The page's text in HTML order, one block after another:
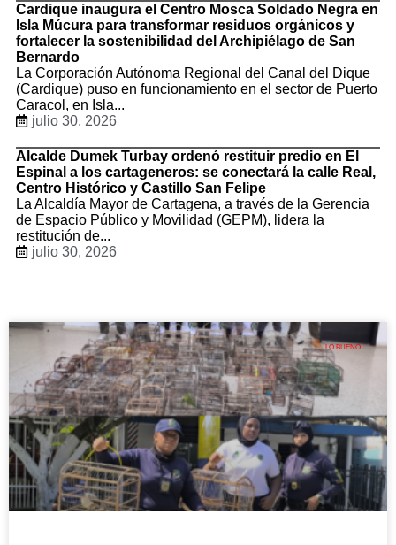
Cardique inaugura el Centro Mosca Soldado Negra en
Isla Múcura para transformar residuos orgánicos y
fortalecer la sostenibilidad del Archipiélago de San
Bernardo
La Corporación Autónoma Regional del Canal del Dique
(Cardique) puso en funcionamiento en el sector de Puerto
Caracol, en Isla...
julio 30, 2026
Alcalde Dumek Turbay ordenó restituir predio en El
Espinal a los cartageneros: se conectará la calle Real,
Centro Histórico y Castillo San Felipe
La Alcaldía Mayor de Cartagena, a través de la Gerencia
de Espacio Público y Movilidad (GEPM), lidera la
restitución de...
julio 30, 2026
LO BUENO